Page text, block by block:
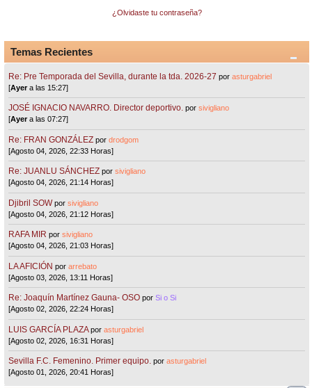
¿Olvidaste tu contraseña?
Temas Recientes
Re: Pre Temporada del Sevilla, durante la tda. 2026-27 porasturgabriel
[Ayera las 15:27]
JOSÉ IGNACIO NAVARRO. Director deportivo. porsivigliano
[Ayera las 07:27]
Re: FRAN GONZÁLEZ pordrodgom
[Agosto 04, 2026, 22:33 Horas]
Re: JUANLU SÁNCHEZ porsivigliano
[Agosto 04, 2026, 21:14 Horas]
Djibril SOW porsivigliano
[Agosto 04, 2026, 21:12 Horas]
RAFA MIR porsivigliano
[Agosto 04, 2026, 21:03 Horas]
LA AFICIÓN porarrebato
[Agosto 03, 2026, 13:11 Horas]
Re: Joaquín Martínez Gauna- OSO porSi o Si
[Agosto 02, 2026, 22:24 Horas]
LUIS GARCÍA PLAZA porasturgabriel
[Agosto 02, 2026, 16:31 Horas]
Sevilla F.C. Femenino. Primer equipo. porasturgabriel
[Agosto 01, 2026, 20:41 Horas]